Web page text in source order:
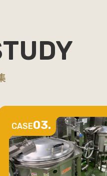
CASE03.